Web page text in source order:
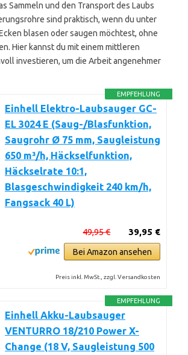
Sammeln und den Transport des Laubs
sind praktisch, wenn du unter
blasen oder saugen möchtest, ohne
Hier kannst du mit einem mittleren
investieren, um die Arbeit angenehmer
EMPFEHLUNG
Einhell Elektro-Laubsauger GC-
EL 3024 E (Saug-/Blasfunktion,
Saugrohr Ø 75 mm, Saugleistung
650 m³/h, Häckselfunktion,
Häckselrate 10:1,
Blasgeschwindigkeit 240 km/h,
Fangsack 40 L)
39,95 €
49,95 €
Bei Amazon ansehen
Preis inkl. MwSt., zzgl. Versandkosten
EMPFEHLUNG
Einhell Akku-Laubsauger
VENTURRO 18/210 Power X-
Change (18 V, Saugleistung 500